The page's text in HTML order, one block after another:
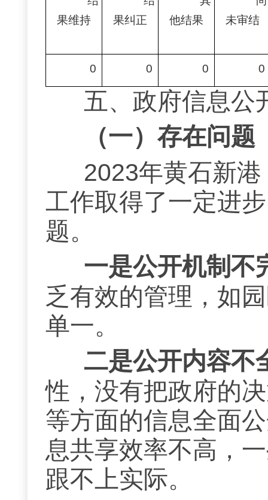
果维持
果纠正
他结果
未审结
0 0 0 0
五、政府信息公
（一）存在问题
2023年黄石新
工作取得了一定进
题。
一是公开机制不
乏有效的管理，如
单一。
二是公开内容不
性，没有把政府的
等方面的信息全面
息共享效率不高，
跟不上实际。